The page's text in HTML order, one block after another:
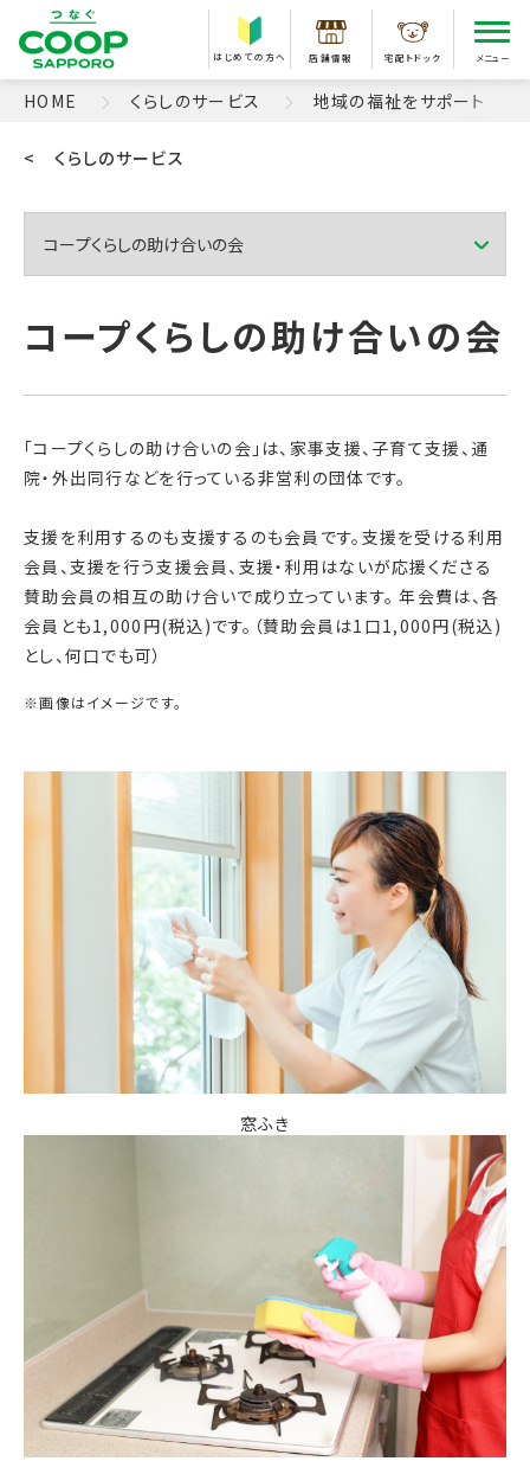
はじめての方へ 店舗情報 宅配トドック メニュー
HOME くらしのサービス 地域の福祉をサポート
「コープくらしの助け合いの会」は、家事支援、子育て支援、通
院・外出同行などを行っている非営利の団体です。
支援を利用するのも支援するのも会員です。支援を受ける利用
会員、支援を行う支援会員、支援・利用はないが応援くださる
賛助会員の相互の助け合いで成り立っています。 年会費は、各
会員とも1,000円(税込)です。（賛助会員は1口1,000円(税込)
とし、何口でも可）
※画像はイメージです。
窓ふき
< くらしのサービス